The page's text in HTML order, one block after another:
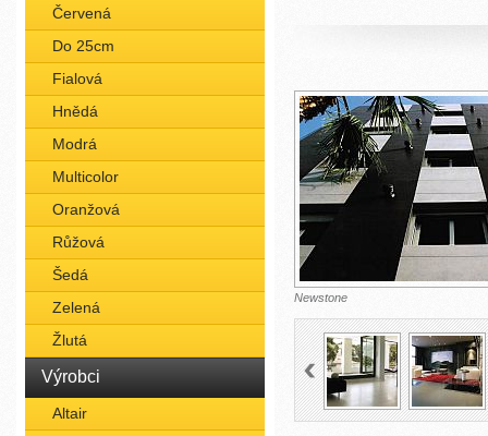
Červená
Do 25cm
Fialová
Hnědá
Modrá
Multicolor
Oranžová
Růžová
Šedá
Zelená
Žlutá
Výrobci
Altair
Newstone